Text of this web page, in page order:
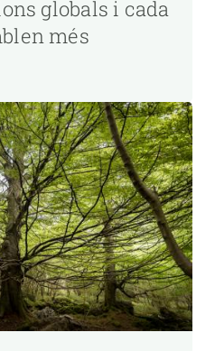
globals i cada
més